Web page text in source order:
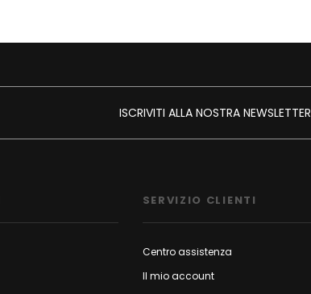
ISCRIVITI ALLA NOSTRA NEWSLETTER
SERVIZIO CLIENTI
Centro assistenza
Il mio account